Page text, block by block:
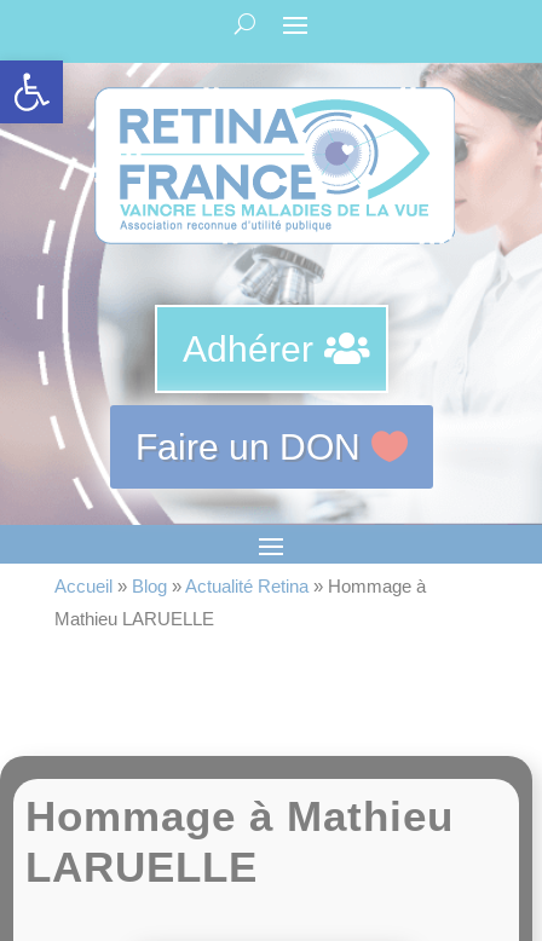
Panneau de gestion des cookies
Ouvrir la barre d’outils
Adhérer
Faire un DON
Accueil» Blog»Actualité Retina» Hommage à
Mathieu LARUELLE
Hommage à Mathieu
LARUELLE